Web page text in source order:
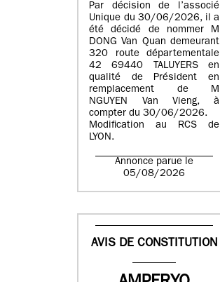
Par décision de l’associé
Unique du 30/06/2026, il a
été décidé de nommer M
DONG Van Quan demeurant
320 route départementale
42 69440 TALUYERS en
qualité de Président en
remplacement de M
NGUYEN Van Vieng, à
compter du 30/06/2026.
Modification au RCS de
LYON.
Annonce parue le
05/08/2026
AVIS DE CONSTITUTION